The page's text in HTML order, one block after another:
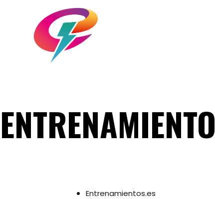
ENTRENAMIENTO
Entrenamientos.es